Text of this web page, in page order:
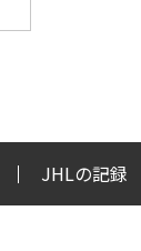
JHLの記録